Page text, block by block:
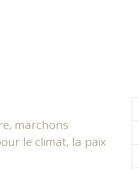
marchons
le climat, la paix